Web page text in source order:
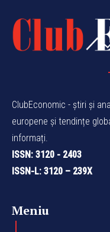
ClubEconomic - știri și
europene și tendințe
informați.
ISSN: 3120 - 2403
ISSN-L: 3120 – 239X
Meniu